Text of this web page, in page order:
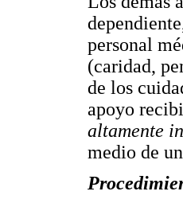
personal
(caridad,
de los
apoyo
altamente
medio de